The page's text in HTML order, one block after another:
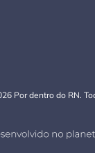
Por dentro do RN.